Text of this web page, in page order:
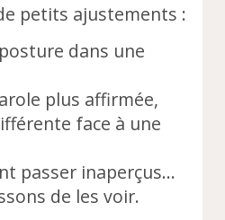
petits ajustements :
dans une
plus affirmée,
face à une
passer inaperçus…
de les voir.